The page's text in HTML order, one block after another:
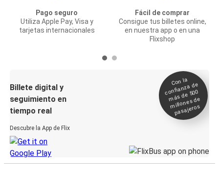
Pago seguro
Utiliza Apple Pay, Visa y
tarjetas internacionales
Fácil de comprar
Consigue tus billetes online,
en nuestra app o en una
Flixshop
Billete digital y
seguimiento en
tiempo real
Descubre la App de Flix
Con la
confianza de
más de 500
millones de
pasajeros